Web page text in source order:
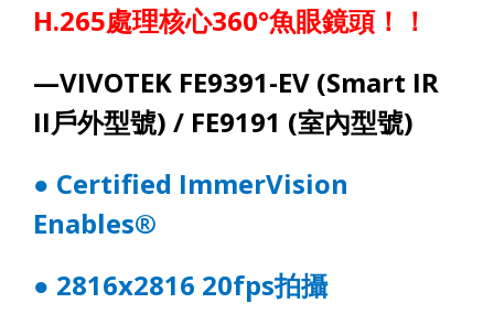
H.265處理核心360°魚眼鏡頭！！
—VIVOTEK FE9391-EV (Smart IR
II戶外型號) / FE9191 (室內型號)
● Certified ImmerVision
Enables®
● 2816x2816 20fps拍攝